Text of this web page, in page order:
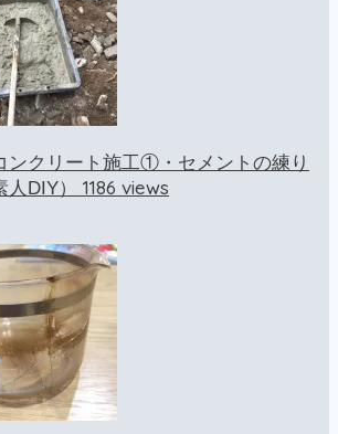
ンクリート施工①・セメントの練り
人DIY） 1186 views